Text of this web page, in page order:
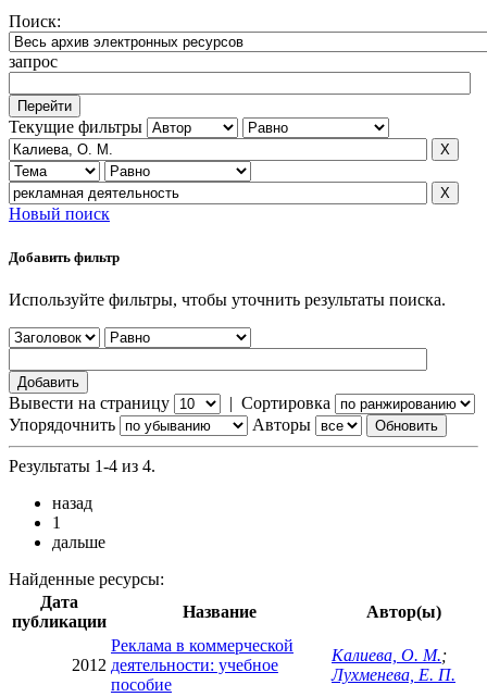
Поиск:
запрос
Текущие фильтры
Новый поиск
Добавить фильтр
Используйте фильтры, чтобы уточнить результаты поиска.
Вывести на страницу | Сортировка
Упорядочнить
Авторы
Результаты 1-4 из 4.
назад
1
дальше
Найденные ресурсы:
Дата
публикации
Название Автор(ы)
2012
Реклама в коммерческой
деятельности: учебное
пособие
Калиева, О. М.;
Лухменева, Е. П.